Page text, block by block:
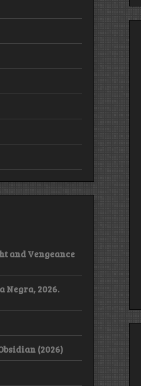
and Vengeance
Negra, 2026.
(2026)